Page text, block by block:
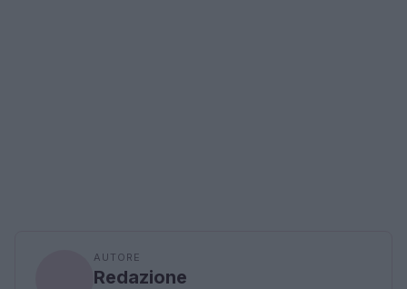
AUTORE
Redazione